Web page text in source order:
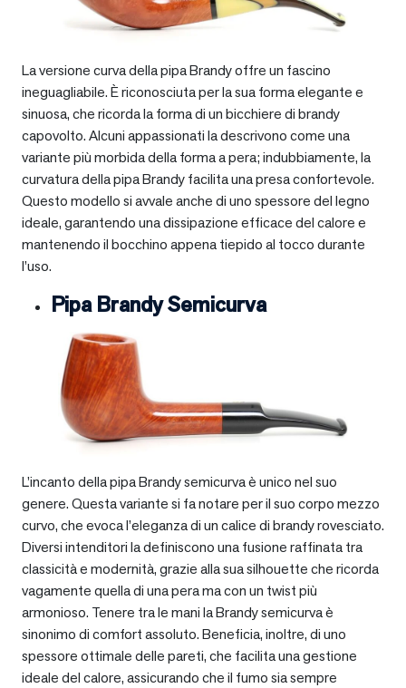
La versione curva della pipa Brandy offre un fascino
ineguagliabile. È riconosciuta per la sua forma elegante e
sinuosa, che ricorda la forma di un bicchiere di brandy
capovolto. Alcuni appassionati la descrivono come una
variante più morbida della forma a pera; indubbiamente, la
curvatura della pipa Brandy facilita una presa confortevole.
Questo modello si avvale anche di uno spessore del legno
ideale, garantendo una dissipazione efficace del calore e
mantenendo il bocchino appena tiepido al tocco durante
l’uso.
Pipa Brandy Semicurva
L’incanto della pipa Brandy semicurva è unico nel suo
genere. Questa variante si fa notare per il suo corpo mezzo
curvo, che evoca l’eleganza di un calice di brandy rovesciato.
Diversi intenditori la definiscono una fusione raffinata tra
classicità e modernità, grazie alla sua silhouette che ricorda
vagamente quella di una pera ma con un twist più
armonioso. Tenere tra le mani la Brandy semicurva è
sinonimo di comfort assoluto. Beneficia, inoltre, di uno
spessore ottimale delle pareti, che facilita una gestione
ideale del calore, assicurando che il fumo sia sempre